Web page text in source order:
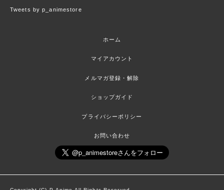
Tweets by p_animestore
ホーム
マイアカウント
メルマガ登録・解除
ショップガイド
プライバシーポリシー
お問い合わせ